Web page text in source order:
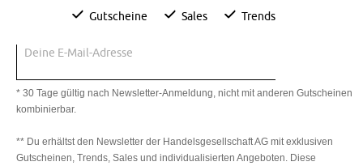
Gutscheine Sales Trends
Deine E-Mail-Adresse
* 30 Tage gültig nach Newsletter-Anmeldung, nicht mit anderen Gutscheinen
kombinierbar.
** Du erhältst den Newsletter der Handelsgesellschaft AG mit exklusiven
Gutscheinen, Trends, Sales und individualisierten Angeboten. Diese